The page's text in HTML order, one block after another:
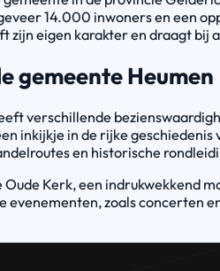
14.000 inwoners en een
zijn eigen karakter en draagt bij
gemeente Heumen
verschillende
inkijkje in de rijke
en historische
Oude Kerk, een indrukwekkend
evenementen, zoals concerten